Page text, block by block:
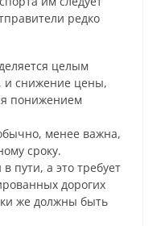
редко
целым
и снижение цены,
понижением
менее важна,
сроку.
пути, а это требует
дорогих
же должны быть